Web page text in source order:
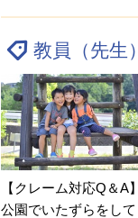
教員（先生）
【クレーム対応Q＆A】
公園でいたずらをして